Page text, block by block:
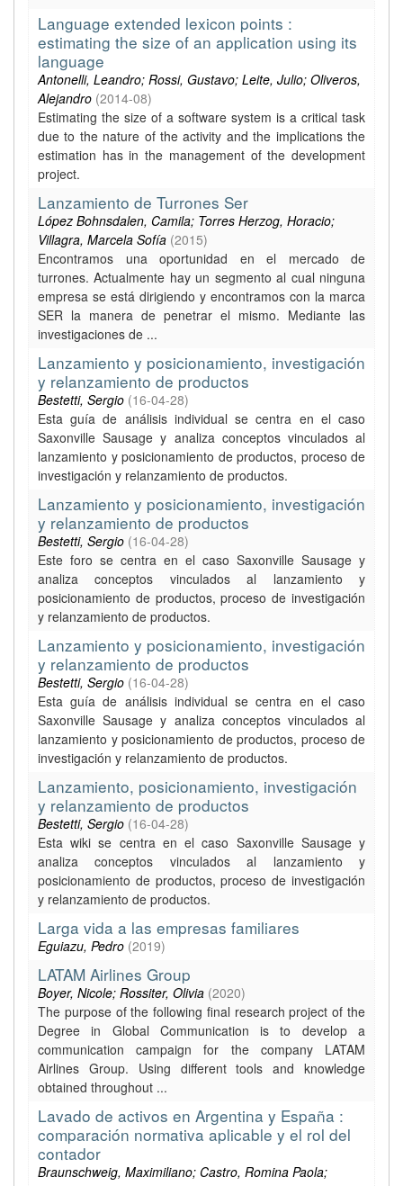
Language extended lexicon points :
estimating the size of an application using its
language
Antonelli, Leandro; Rossi, Gustavo; Leite, Julio; Oliveros,
Alejandro (2014-08)
Estimating the size of a software system is a critical task
due to the nature of the activity and the implications the
estimation has in the management of the development
project.
Lanzamiento de Turrones Ser
López Bohnsdalen, Camila; Torres Herzog, Horacio;
Villagra, Marcela Sofía (2015)
Encontramos una oportunidad en el mercado de
turrones. Actualmente hay un segmento al cual ninguna
empresa se está dirigiendo y encontramos con la marca
SER la manera de penetrar el mismo. Mediante las
investigaciones de ...
Lanzamiento y posicionamiento, investigación
y relanzamiento de productos
Bestetti, Sergio (16-04-28)
Esta guía de análisis individual se centra en el caso
Saxonville Sausage y analiza conceptos vinculados al
lanzamiento y posicionamiento de productos, proceso de
investigación y relanzamiento de productos.
Lanzamiento y posicionamiento, investigación
y relanzamiento de productos
Bestetti, Sergio (16-04-28)
Este foro se centra en el caso Saxonville Sausage y
analiza conceptos vinculados al lanzamiento y
posicionamiento de productos, proceso de investigación
y relanzamiento de productos.
Lanzamiento y posicionamiento, investigación
y relanzamiento de productos
Bestetti, Sergio (16-04-28)
Esta guía de análisis individual se centra en el caso
Saxonville Sausage y analiza conceptos vinculados al
lanzamiento y posicionamiento de productos, proceso de
investigación y relanzamiento de productos.
Lanzamiento, posicionamiento, investigación
y relanzamiento de productos
Bestetti, Sergio (16-04-28)
Esta wiki se centra en el caso Saxonville Sausage y
analiza conceptos vinculados al lanzamiento y
posicionamiento de productos, proceso de investigación
y relanzamiento de productos.
Larga vida a las empresas familiares
Eguiazu, Pedro (2019)
LATAM Airlines Group
Boyer, Nicole; Rossiter, Olivia (2020)
The purpose of the following final research project of the
Degree in Global Communication is to develop a
communication campaign for the company LATAM
Airlines Group. Using different tools and knowledge
obtained throughout ...
Lavado de activos en Argentina y España :
comparación normativa aplicable y el rol del
contador
Braunschweig, Maximiliano; Castro, Romina Paola;